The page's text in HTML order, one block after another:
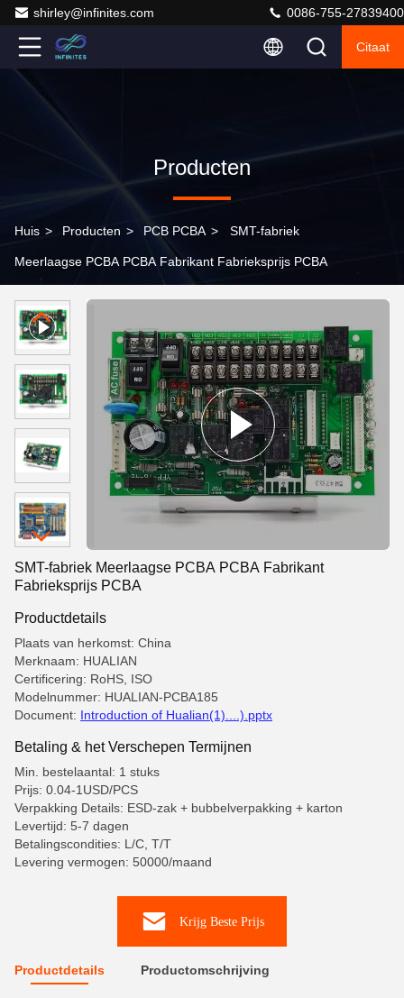
shirley@infinites.com 0086-755-27839400
Citaat
Producten
Huis > Producten > PCB PCBA > SMT-fabriek
Meerlaagse PCBA PCBA Fabrikant Fabrieksprijs PCBA
SMT-fabriek Meerlaagse PCBA PCBA Fabrikant
Fabrieksprijs PCBA
Productdetails
Plaats van herkomst: China
Merknaam: HUALIAN
Certificering: RoHS, ISO
Modelnummer: HUALIAN-PCBA185
Document: Introduction of Hualian(1)....).pptx
Betaling & het Verschepen Termijnen
Min. bestelaantal: 1 stuks
Prijs: 0.04-1USD/PCS
Verpakking Details: ESD-zak + bubbelverpakking + karton
Levertijd: 5-7 dagen
Betalingscondities: L/C, T/T
Levering vermogen: 50000/maand
Krijg Beste Prijs
Productdetails Productomschrijving